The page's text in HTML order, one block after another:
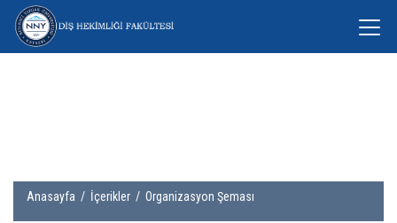
Anasayfa / İçerikler / Organizasyon Şeması